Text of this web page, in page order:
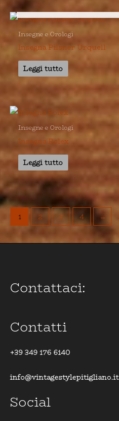
Insegne e Orologi
Insegna Pilsner Urquell
Leggi tutto
Insegne e Orologi
Insegna Rolex
Leggi tutto
1 2 3 4 →
Contattaci:
Contatti
+39 349 176 6140
info@vintagestylepitigliano.it
Social